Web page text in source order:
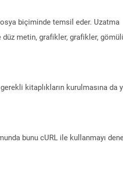
biçiminde temsil eder. Uzatma
metin, grafikler, grafikler,
kitaplıkların kurulmasına da
bunu cURL ile kullanmayı